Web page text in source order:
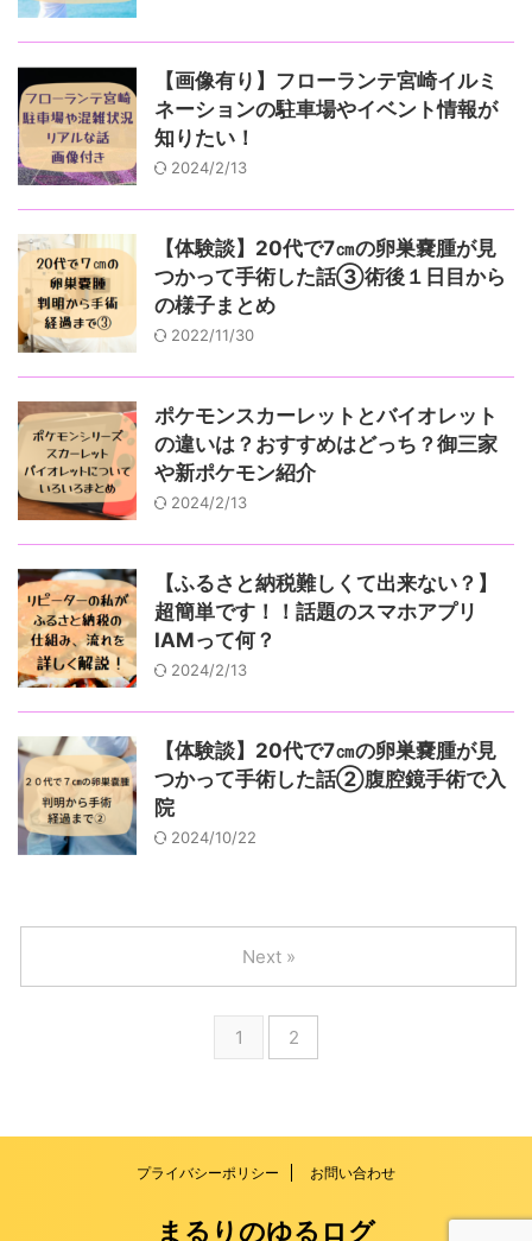
【画像有り】フローランテ宮崎イルミ
ネーションの駐車場やイベント情報が
知りたい！
2024/2/13
【体験談】20代で7㎝の卵巣嚢腫が見
つかって手術した話③術後１日目から
の様子まとめ
2022/11/30
ポケモンスカーレットとバイオレット
の違いは？おすすめはどっち？御三家
や新ポケモン紹介
2024/2/13
【ふるさと納税難しくて出来ない？】
超簡単です！！話題のスマホアプリ
IAMって何？
2024/2/13
【体験談】20代で7㎝の卵巣嚢腫が見
つかって手術した話②腹腔鏡手術で入
院
2024/10/22
1 2
Next »
プライバシーポリシー お問い合わせ
まるりのゆるログ